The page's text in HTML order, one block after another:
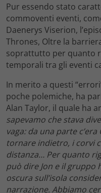
Pur essendo stato
commoventi eventi,
Daenerys Viserion,
Thrones, Oltre la
soprattutto per quanto
temporali tra gli eventi
In merito a questi
poche polemiche, ha
Alan Taylor, il quale ha
sapevamo che stava
vaga: da una parte
tornare indietro, i corvi
distanza… Per quanto
può dire Jon e il
oscura sull’isola
narrazione. Abbiamo